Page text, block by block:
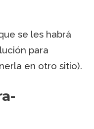
se les habrá
para
en otro sitio).